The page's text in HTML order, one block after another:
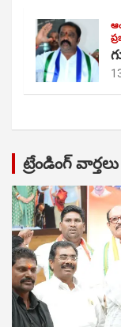
ట్రేండింగ్ వార్తలు